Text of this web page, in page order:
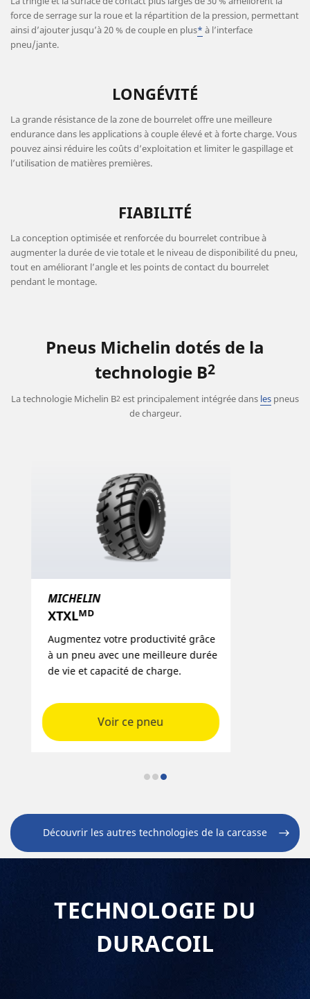
force de serrage sur la roue et la répartition de la pression, permettant
ainsi d’ajouter jusqu’à 20 % de couple en plus* à l’interface
pneu/jante.
LONGÉVITÉ
La grande résistance de la zone de bourrelet offre une meilleure
endurance dans les applications à couple élevé et à forte charge. Vous
pouvez ainsi réduire les coûts d’exploitation et limiter le gaspillage et
l’utilisation de matières premières.
FIABILITÉ
La conception optimisée et renforcée du bourrelet contribue à
augmenter la durée de vie totale et le niveau de disponibilité du pneu,
tout en améliorant l’angle et les points de contact du bourrelet
pendant le montage.
Pneus Michelin dotés de la
technologie B2
La technologie Michelin B2 est principalement intégrée dans les pneus
de chargeur.
MICHELIN
XTXLᴹᴰ
Augmentez votre productivité grâce
à un pneu avec une meilleure durée
de vie et capacité de charge.
Voir ce pneu
Découvrir les autres technologies de la carcasse
TECHNOLOGIE DU
DURACOIL